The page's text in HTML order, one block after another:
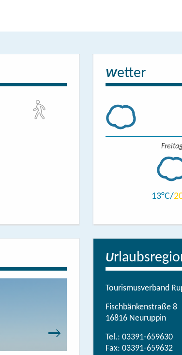
Wetter
13
U
Tourismusverband
Fischbänkenstraße 8
16816 Neuruppin
Tel.: 03391-659630
Fax: 03391-659632